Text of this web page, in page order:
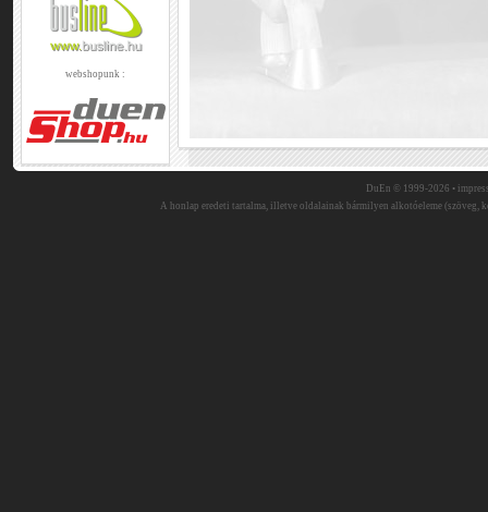
webshopunk :
DuEn © 1999-2026 •
A honlap eredeti tartalma, illetve oldalainak bármilyen alkotóeleme (szöveg,